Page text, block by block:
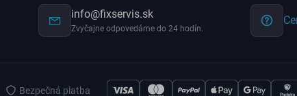
info@fixservis.sk
Zvyčajne odpovedáme do 24 hodín.
Bezpečná platba